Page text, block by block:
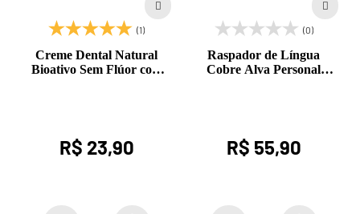
(1)
Creme Dental Natural
Bioativo Sem Flúor com
R$ 23,90
(0)
Raspador de Língua
Cobre Alva Personal
R$ 55,90